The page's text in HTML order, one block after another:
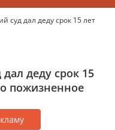
суд дал деду срок 15 лет
деду срок 15
пожизненное